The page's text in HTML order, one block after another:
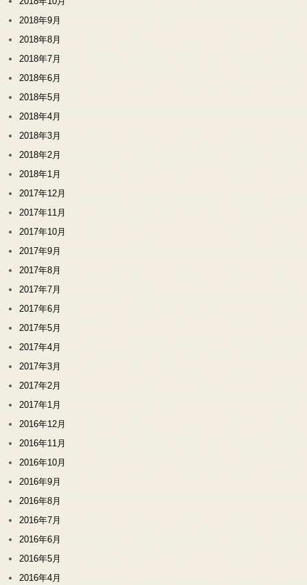
2018年9月
2018年8月
2018年7月
2018年6月
2018年5月
2018年4月
2018年3月
2018年2月
2018年1月
2017年12月
2017年11月
2017年10月
2017年9月
2017年8月
2017年7月
2017年6月
2017年5月
2017年4月
2017年3月
2017年2月
2017年1月
2016年12月
2016年11月
2016年10月
2016年9月
2016年8月
2016年7月
2016年6月
2016年5月
2016年4月